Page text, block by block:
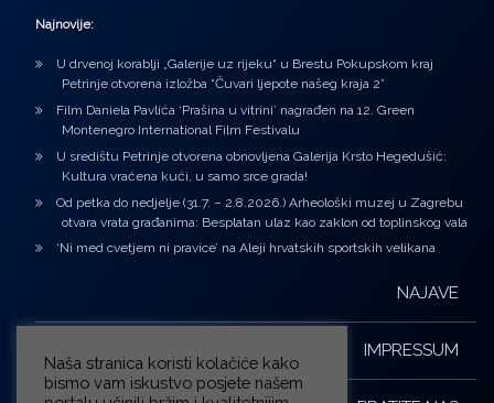
Najnovije:
U drvenoj korablji „Galerije uz rijeku“ u Brestu Pokupskom kraj
Petrinje otvorena izložba “Čuvari ljepote našeg kraja 2”
Film Daniela Pavlića ‘Prašina u vitrini’ nagrađen na 12. Green
Montenegro International Film Festivalu
U središtu Petrinje otvorena obnovljena Galerija Krsto Hegedušić:
Kultura vraćena kući, u samo srce grada!
Od petka do nedjelje (31.7. – 2.8.2026.) Arheološki muzej u Zagrebu
otvara vrata građanima: Besplatan ulaz kao zaklon od toplinskog vala
‘Ni med cvetjem ni pravice’ na Aleji hrvatskih sportskih velikana
NAJAVE
IMPRESSUM
Naša stranica koristi kolačiće kako
bismo vam iskustvo posjete našem